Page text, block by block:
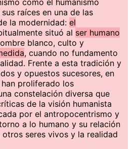
como el humanismo
raíces en una de las
la modernidad: el
situó al ser humano
blanco, culto y
, cuando no fundamento
Frente a esta tradición y
y opuestos sucesores, en
proliferado los
constelación diversa que
de la visión humanista
por el antropocentrismo y
a lo humano y su relación
seres vivos y la realidad